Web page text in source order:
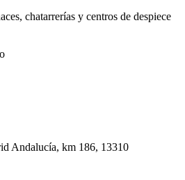
chatarrerías y centros de despiece
Andalucía, km 186, 13310